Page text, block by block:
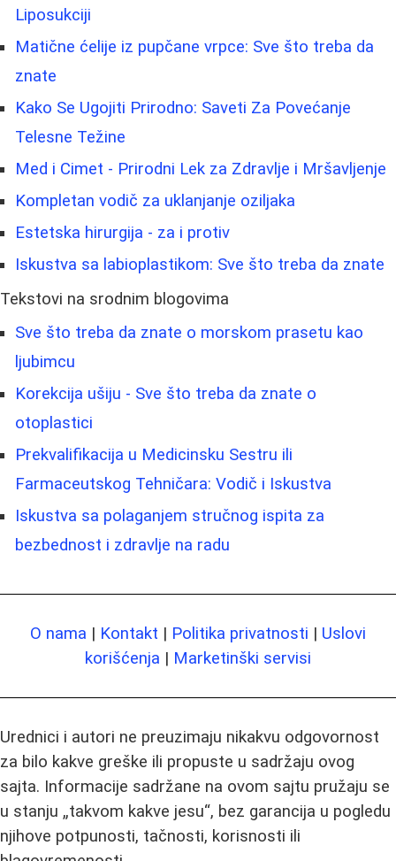
Liposukciji
Matične ćelije iz pupčane vrpce: Sve što treba da
znate
Kako Se Ugojiti Prirodno: Saveti Za Povećanje
Telesne Težine
Med i Cimet - Prirodni Lek za Zdravlje i Mršavljenje
Kompletan vodič za uklanjanje oziljaka
Estetska hirurgija - za i protiv
Iskustva sa labioplastikom: Sve što treba da znate
Tekstovi na srodnim blogovima
Sve što treba da znate o morskom prasetu kao
ljubimcu
Korekcija ušiju - Sve što treba da znate o
otoplastici
Prekvalifikacija u Medicinsku Sestru ili
Farmaceutskog Tehničara: Vodič i Iskustva
Iskustva sa polaganjem stručnog ispita za
bezbednost i zdravlje na radu
O nama | Kontakt | Politika privatnosti | Uslovi
korišćenja | Marketinški servisi
Urednici i autori ne preuzimaju nikakvu odgovornost
za bilo kakve greške ili propuste u sadržaju ovog
sajta. Informacije sadržane na ovom sajtu pružaju se
u stanju „takvom kakve jesu“, bez garancija u pogledu
njihove potpunosti, tačnosti, korisnosti ili